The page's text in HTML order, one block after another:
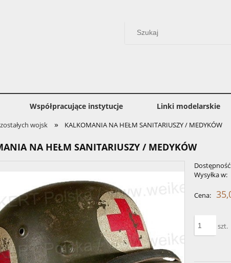
Współpracujące instytucje Linki modelarskie
wojsk » KALKOMANIA NA HEŁM SANITARIUSZY / MEDYKÓW
NA HEŁM SANITARIUSZY / MEDYKÓW
Wysyłka w:
Cena:
szt.